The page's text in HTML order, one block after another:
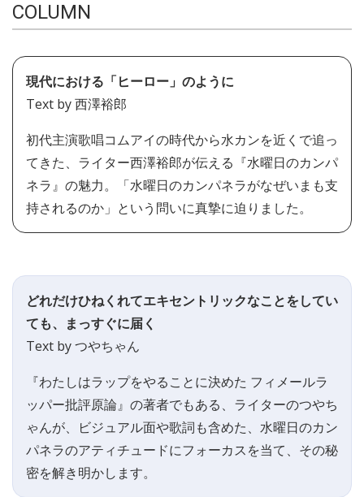
COLUMN
現代における「ヒーロー」のように
Text by 西澤裕郎
初代主演歌唱コムアイの時代から水カンを近くで追っ
てきた、ライター西澤裕郎が伝える『水曜日のカンパ
ネラ』の魅力。「水曜日のカンパネラがなぜいまも支
持されるのか」という問いに真摯に迫りました。
どれだけひねくれてエキセントリックなことをしてい
ても、まっすぐに届く
Text by つやちゃん
『わたしはラップをやることに決めた フィメールラ
ッパー批評原論』の著者でもある、ライターのつやち
ゃんが、ビジュアル面や歌詞も含めた、水曜日のカン
パネラのアティチュードにフォーカスを当て、その秘
密を解き明かします。